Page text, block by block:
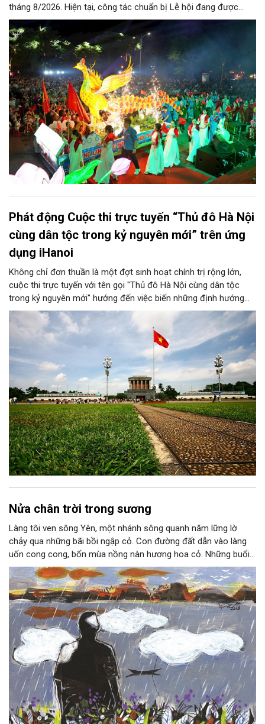
tháng 8/2026. Hiện tại, công tác chuẩn bị Lễ hội đang được
chính quyền phường Sơn Tây cùng các phòng, ban, ngành, đơn
vị và 25 tổ dân phố khẩn trương triển khai, tạo khí thế sôi nổi,
sẵn sàng mang đến cho Nhân dân và du khách một mùa Trung
thu quy mô, đặc sắc và giàu bản sắc văn hóa xứ Đoài.
Phát động Cuộc thi trực tuyến “Thủ đô Hà Nội
cùng dân tộc trong kỷ nguyên mới” trên ứng
dụng iHanoi
Không chỉ đơn thuần là một đợt sinh hoạt chính trị rộng lớn,
cuộc thi trực tuyến với tên gọi "Thủ đô Hà Nội cùng dân tộc
trong kỷ nguyên mới" hướng đến việc biến những định hướng
chiến lược trong Nghị quyết số 02-NQ/TW của Bộ Chính trị
thành niềm tin, thành nhận thức chung của mỗi người dân.
Nửa chân trời trong sương
Làng tôi ven sông Yên, một nhánh sông quanh năm lững lờ
chảy qua những bãi bồi ngập cỏ. Con đường đất dẫn vào làng
uốn cong cong, bốn mùa nồng nàn hương hoa cỏ. Những buổi
hoàng hôn, khi nắng đã dịu xuống phía cuối sông, đám hoa tím
lại thẫm màu như có ai vừa rắc lên một lớp khói.